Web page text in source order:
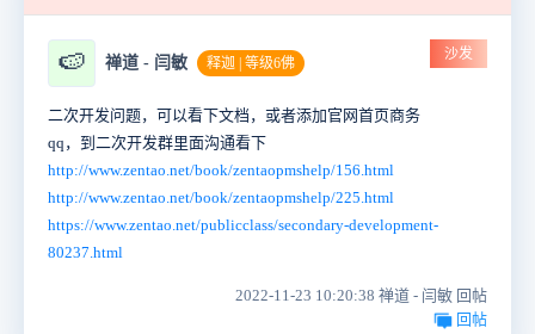
🍉 禅道 - 闫敏 释迦 | 等级6佛
沙发
二次开发问题，可以看下文档，或者添加官网首页商务
qq，到二次开发群里面沟通看下
http://www.zentao.net/book/zentaopmshelp/156.html
http://www.zentao.net/book/zentaopmshelp/225.html
https://www.zentao.net/publicclass/secondary-development-
80237.html
2022-11-23 10:20:38 禅道 - 闫敏 回帖
回帖